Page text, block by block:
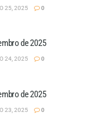
25, 2025 0
de 2025
24, 2025 0
de 2025
23, 2025 0